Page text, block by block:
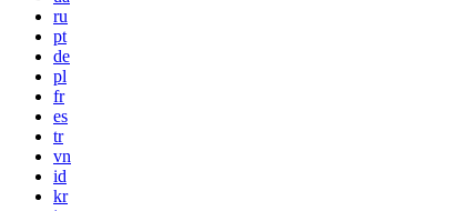
ru
pt
de
pl
fr
es
tr
vn
id
kr